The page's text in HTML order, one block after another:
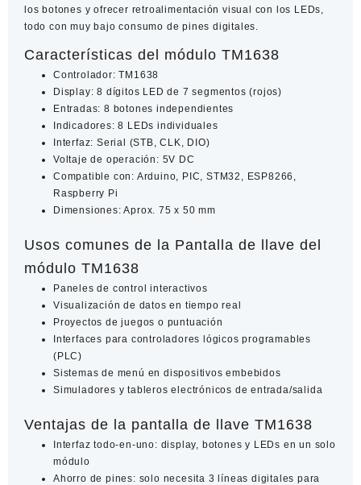
los botones y ofrecer retroalimentación visual con los LEDs,
todo con muy bajo consumo de pines digitales.
Características del módulo TM1638
Controlador: TM1638
Display: 8 dígitos LED de 7 segmentos (rojos)
Entradas: 8 botones independientes
Indicadores: 8 LEDs individuales
Interfaz: Serial (STB, CLK, DIO)
Voltaje de operación: 5V DC
Compatible con: Arduino, PIC, STM32, ESP8266,
Raspberry Pi
Dimensiones: Aprox. 75 x 50 mm
Usos comunes de la Pantalla de llave del
módulo TM1638
Paneles de control interactivos
Visualización de datos en tiempo real
Proyectos de juegos o puntuación
Interfaces para controladores lógicos programables
(PLC)
Sistemas de menú en dispositivos embebidos
Simuladores y tableros electrónicos de entrada/salida
Ventajas de la pantalla de llave TM1638
Interfaz todo-en-uno: display, botones y LEDs en un solo
módulo
Ahorro de pines: solo necesita 3 líneas digitales para